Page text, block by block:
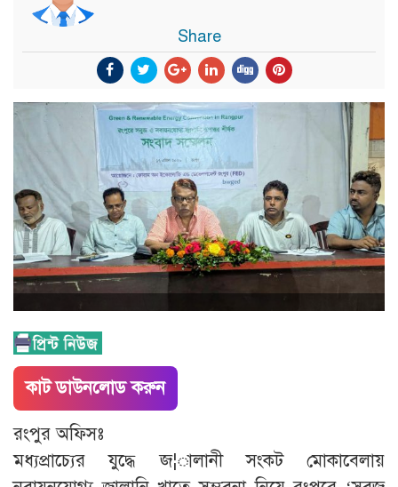
Share
কাট ডাউনলোড করুন
রংপুর অফিসঃ
মধ্যপ্রাচ্যের যুদ্ধে জ¦ালানী সংকট মোকাবেলায়